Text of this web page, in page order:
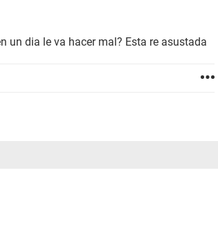
un dia le va hacer mal? Esta re asustada